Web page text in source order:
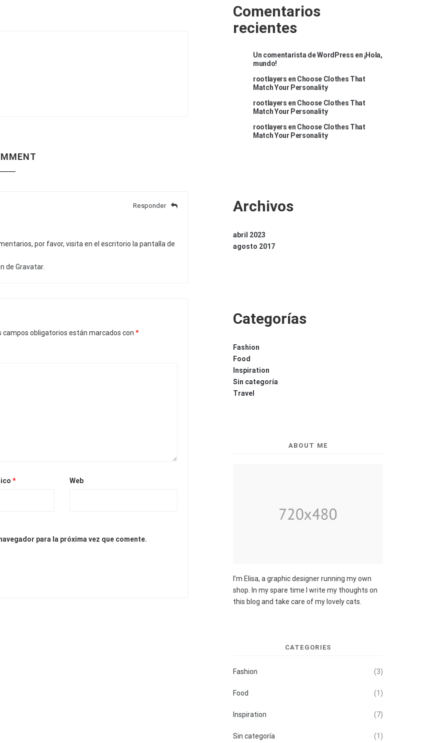
por favor, visita en el escritorio la pantalla de
de Gravatar.
Responder
campos obligatorios están marcados con *
* Web
para la próxima vez que comente.
Comentarios
recientes
Un comentarista de WordPress en ¡Hola,
mundo!
rootlayers en Choose Clothes That
Match Your Personality
rootlayers en Choose Clothes That
Match Your Personality
rootlayers en Choose Clothes That
Match Your Personality
Archivos
abril 2023
agosto 2017
Categorías
Fashion
Food
Inspiration
Sin categoría
Travel
ABOUT ME
I’m Elisa, a graphic designer running my own
shop. In my spare time I write my thoughts on
this blog and take care of my lovely cats.
CATEGORIES
Fashion (3)
Food (1)
Inspiration (7)
Sin categoría (1)